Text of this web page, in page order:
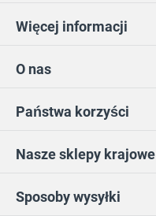
Państwa korzyści
Nasze sklepy krajowe
O nas
Więcej informacji
Sposoby wysyłki